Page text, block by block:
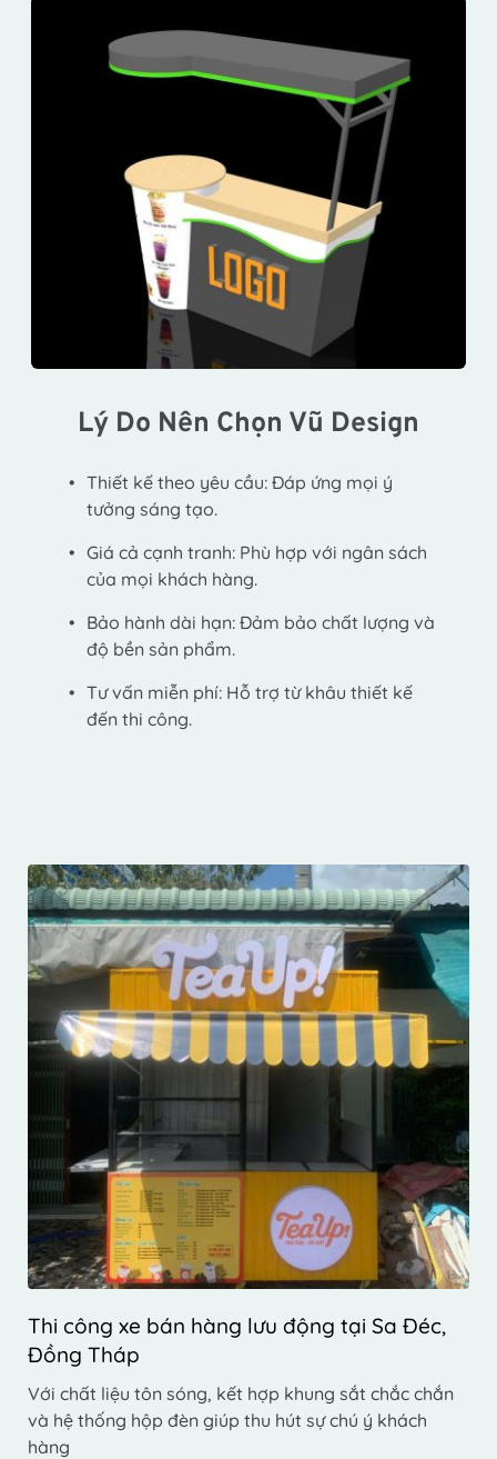
Lý Do Nên Chọn Vũ Design
Thiết kế theo yêu cầu: Đáp ứng mọi ý
tưởng sáng tạo.
Giá cả cạnh tranh: Phù hợp với ngân sách
của mọi khách hàng.
Bảo hành dài hạn: Đảm bảo chất lượng và
độ bền sản phẩm.
Tư vấn miễn phí: Hỗ trợ từ khâu thiết kế
đến thi công.
Thi công xe bán hàng lưu động tại Sa Đéc,
Đồng Tháp
Với chất liệu tôn sóng, kết hợp khung sắt chắc chắn
và hệ thống hộp đèn giúp thu hút sự chú ý khách
hàng